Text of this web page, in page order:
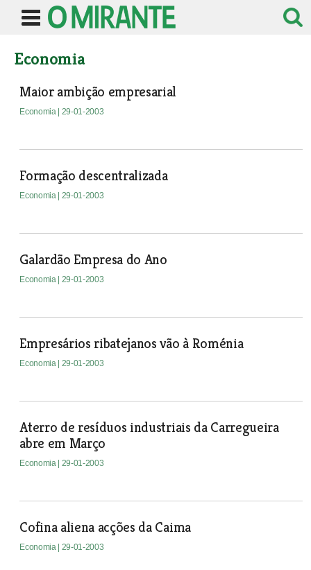
Economia
Maior ambição empresarial
Economia | 29-01-2003
Formação descentralizada
Economia | 29-01-2003
Galardão Empresa do Ano
Economia | 29-01-2003
Empresários ribatejanos vão à Roménia
Economia | 29-01-2003
Aterro de resíduos industriais da Carregueira
abre em Março
Economia | 29-01-2003
Cofina aliena acções da Caima
Economia | 29-01-2003